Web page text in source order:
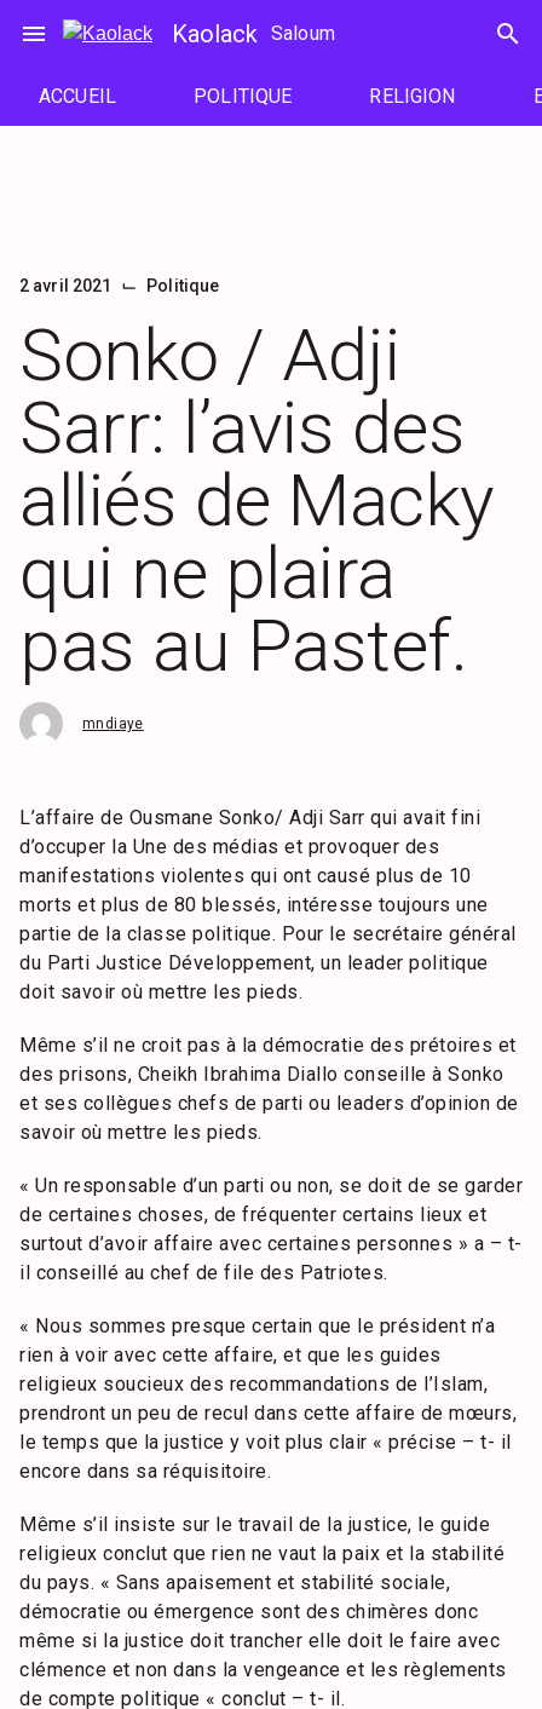
menu Kaolack Saloum search
ACCUEIL POLITIQUE RELIGION
2 avril 2021 ⌙ Politique
Sonko / Adji
Sarr: l’avis des
alliés de Macky
qui ne plaira
pas au Pastef.
mndiaye
L’affaire de Ousmane Sonko/ Adji Sarr qui avait fini
d’occuper la Une des médias et provoquer des
manifestations violentes qui ont causé plus de 10
morts et plus de 80 blessés, intéresse toujours une
partie de la classe politique. Pour le secrétaire général
du Parti Justice Développement, un leader politique
doit savoir où mettre les pieds.
Même s’il ne croit pas à la démocratie des prétoires et
des prisons, Cheikh Ibrahima Diallo conseille à Sonko
et ses collègues chefs de parti ou leaders d’opinion de
savoir où mettre les pieds.
« Un responsable d’un parti ou non, se doit de se garder
de certaines choses, de fréquenter certains lieux et
surtout d’avoir affaire avec certaines personnes » a – t-
il conseillé au chef de file des Patriotes.
« Nous sommes presque certain que le président n’a
rien à voir avec cette affaire, et que les guides
religieux soucieux des recommandations de l’Islam,
prendront un peu de recul dans cette affaire de mœurs,
le temps que la justice y voit plus clair « précise – t- il
encore dans sa réquisitoire.
Même s’il insiste sur le travail de la justice, le guide
religieux conclut que rien ne vaut la paix et la stabilité
du pays. « Sans apaisement et stabilité sociale,
démocratie ou émergence sont des chimères donc
même si la justice doit trancher elle doit le faire avec
clémence et non dans la vengeance et les règlements
de compte politique « conclut – t- il.